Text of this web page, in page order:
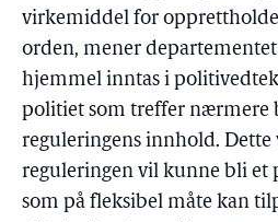
virkemiddel for
orden, mener
hjemmel inntas i
politiet som treffer nærmere
reguleringens innhold.
reguleringen vil kunne bli
som på fleksibel måte kan